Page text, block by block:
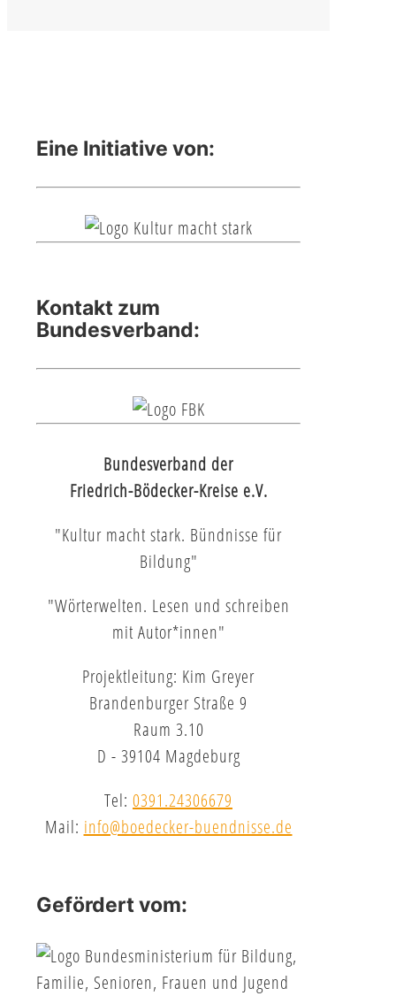
Eine Initiative von:
Kontakt zum
Bundesverband:
Bundesverband der
Friedrich-Bödecker-Kreise e.V.
"Kultur macht stark. Bündnisse für
Bildung"
"Wörterwelten. Lesen und schreiben
mit Autor*innen"
Projektleitung: Kim Greyer
Brandenburger Straße 9
Raum 3.10
D - 39104 Magdeburg
Tel: 0391.24306679
Mail: info@boedecker-buendnisse.de
Gefördert vom: